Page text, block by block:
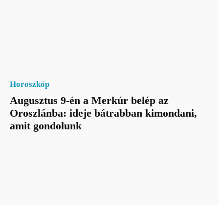
Horoszkóp
Augusztus 9-én a Merkúr belép az
Oroszlánba: ideje bátrabban kimondani,
amit gondolunk